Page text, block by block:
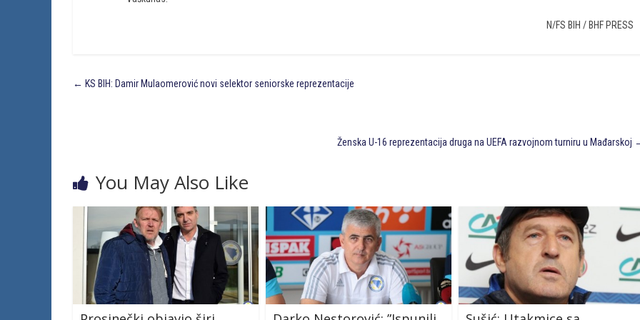
N/FS BIH / BHF PRESS
← KS BIH: Damir Mulaomerović novi selektor seniorske reprezentacije
Ženska U-16 reprezentacija druga na UEFA razvojnom turniru u Mađarskoj
You May Also Like